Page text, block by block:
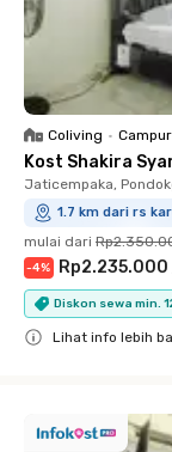
Coliving • Campur
Kost Shakira
Jaticempaka,
1.7 km dari rs
mulai dari
-4% Rp2.235.000
Diskon sewa min.
Lihat info lebih